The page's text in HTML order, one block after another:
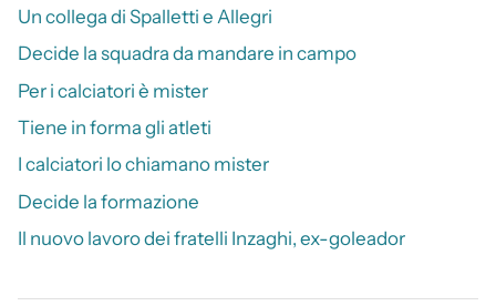
Un collega di Spalletti e Allegri
Decide la squadra da mandare in campo
Per i calciatori è mister
Tiene in forma gli atleti
I calciatori lo chiamano mister
Decide la formazione
Il nuovo lavoro dei fratelli Inzaghi, ex-goleador